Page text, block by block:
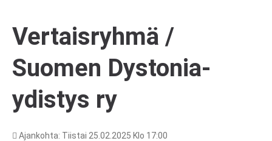
Vertaisryhmä /
Suomen Dystonia-
ydistys ry
Ajankohta: Tiistai 25.02.2025 Klo 17:00